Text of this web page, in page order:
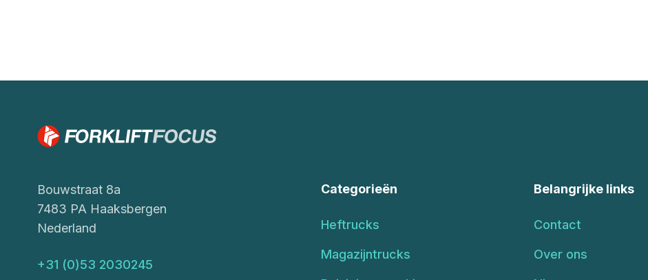
Bouwstraat 8a
7483 PA Haaksbergen
Nederland
+31 (0)53 2030245
Categorieën
Heftrucks
Magazijntrucks
Belangrijke links
Contact
Over ons